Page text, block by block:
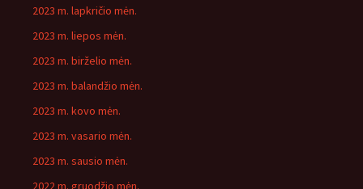
2023 m. lapkričio mėn.
2023 m. liepos mėn.
2023 m. birželio mėn.
2023 m. balandžio mėn.
2023 m. kovo mėn.
2023 m. vasario mėn.
2023 m. sausio mėn.
2022 m. gruodžio mėn.